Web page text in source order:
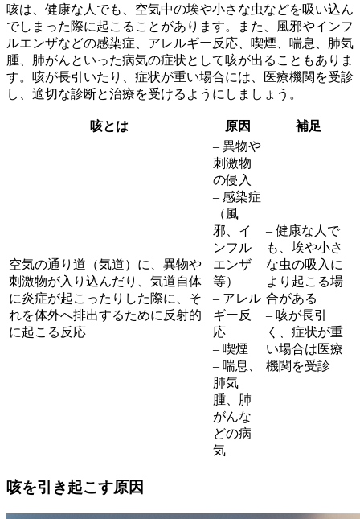
咳は、 健康な人でも、空気中の埃や小さな虫などを吸い込ん
でしまった際に起こる ことがあります。また、風邪やインフ
ルエンザなどの感染症、アレルギー反応、喫煙、喘息、肺気
腫、肺がんといった病気の症状として咳が出ることもありま
す。咳が長引いたり、症状が重い場合には、医療機関を受診
し、適切な診断と治療を受けるようにしましょう。
咳とは 原因 補足
空気の通り道（気道）に、異物や
刺激物が入り込んだり、気道自体
に炎症が起こったりした際に、そ
れを体外へ排出するために反射的
に起こる反応
– 異物や
刺激物
の侵入
– 感染症
（風
邪、イ
ンフル
エンザ
等）
– アレル
ギー反
応
– 喫煙
– 喘息、
肺気
腫、肺
がんな
どの病
気
– 健康な人で
も、埃や小さ
な虫の吸入に
より起こる場
合がある
– 咳が長引
く、症状が重
い場合は医療
機関を受診
咳を引き起こす原因